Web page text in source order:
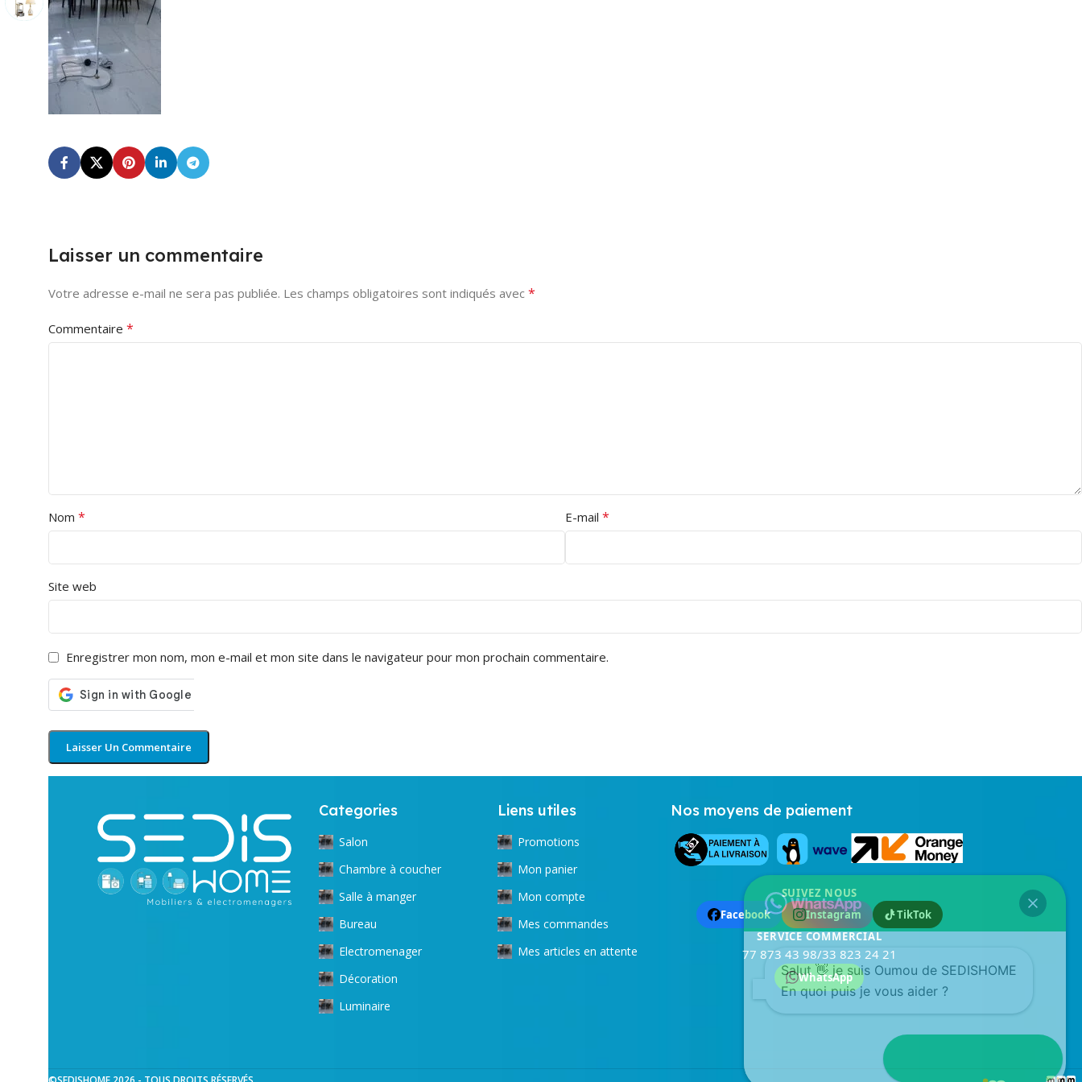
Laisser un commentaire
Votre adresse e-mail ne sera pas publiée. Les champs obligatoires sont indiqués avec *
Commentaire *
Nom * E-mail *
Site web
Enregistrer mon nom, mon e-mail et mon site dans le navigateur pour mon prochain commentaire.
Categories
Salon
Chambre à coucher
Salle à manger
Bureau
Electromenager
Décoration
Luminaire
Liens utiles
Promotions
Mon panier
Mon compte
Mes commandes
Mes articles en attente
Nos moyens de paiement
SUIVEZ NOUS
Facebook
Instagram
TikTok
SERVICE COMMERCIAL
77 873 43 98/33 823 24 21
WhatsApp
Salut 👋 je suis Oumou de SEDISHOME
En quoi puis je vous aider ?